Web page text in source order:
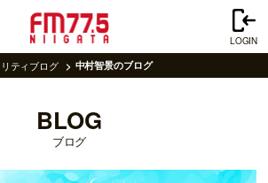
LOGIN
ティブログ 中村智景のブログ
BLOG
ブログ